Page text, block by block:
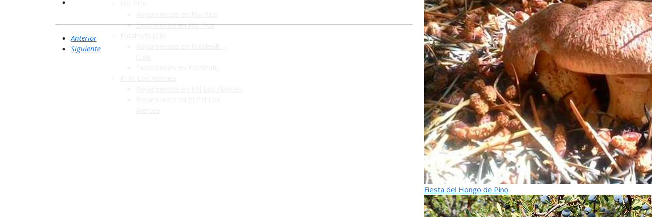
Excursiones en Río Pico
Anterior
Siguiente
Fiesta del Hongo de Pino